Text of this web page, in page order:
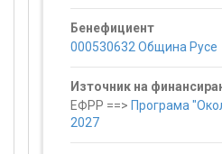
Бенефициент
000530632 Община Русе
Източник на
ЕФРР ==> Програма
2027